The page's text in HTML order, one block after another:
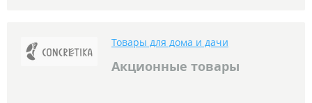
Товары для дома и дачи
Акционные товары